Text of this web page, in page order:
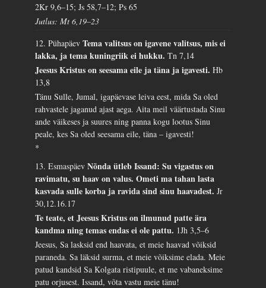
2Kr 9,6–15; Js 58,7–12; Ps 65
Jutlus: Mt 6,19–23
12. PühapäevTema valitsus on igavene valitsus, mis ei
lakka, ja tema kuningriik ei hukku.Tn 7,14
Jeesus Kristus on seesama eile ja täna ja igavesti.Hb
13,8
Tänu Sulle, Jumal, igapäevase leiva eest, mida Sa oled
rahvastele jaganud ajast aega. Aita meil väärtustada Sinu
ande väikeses ja suures ning panna kogu lootus Sinu
peale, kes Sa oled seesama eile, täna – igavesti!
*
13. EsmaspäevNõnda ütleb Issand: Su vigastus on
ravimatu, su haav on valus. Ometi ma tahan lasta
kasvada sulle korba ja ravida sind sinu haavadest.Jr
30,12.16.17
Te teate, et Jeesus Kristus on ilmunud patte ära
kandma ning temas endas ei ole pattu. 1Jh 3,5–6
Jeesus, Sa lasksid end haavata, et meie haavad võiksid
paraneda. Sa läksid surma, et meie võiksime elada. Meie
patud kandsid Sa Kolgata ristipuule, et me vabaneksime
patu orjusest. Issand, võta vastu meie tänu!